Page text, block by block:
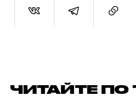
ЧИТАЙТЕ ПО